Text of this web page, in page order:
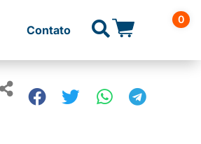
Contato
0